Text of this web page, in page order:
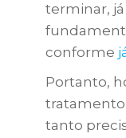
terminar,
conforme
Portanto,
tratamento
tanto